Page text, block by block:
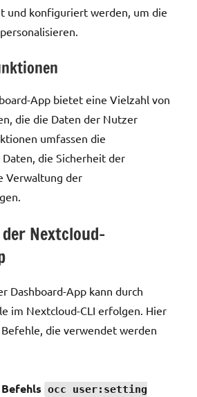
und konfiguriert werden, um die
App bietet eine Vielzahl von
die die Daten der Nutzer
umfassen die
die Sicherheit der
Verwaltung der
Nextcloud-
Dashboard-App kann durch
im Nextcloud-CLI erfolgen. Hier
die verwendet werden
occ user:setting